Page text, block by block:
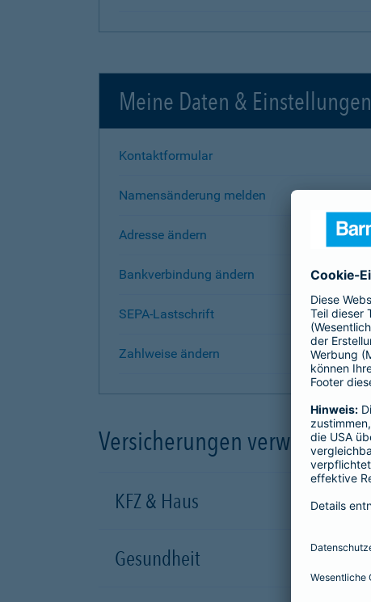
Meine Daten & Einstellungen
Kontaktformular
Namensänderung melden
Adresse ändern
Bankverbindung ändern
SEPA-Lastschrift
Zahlweise ändern
Versicherungen verwalten
KFZ & Haus
Gesundheit